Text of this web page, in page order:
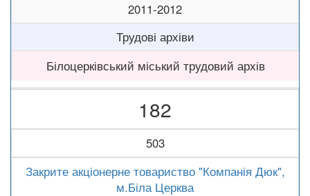
2011-2012
Трудові архіви
Білоцерківський міський трудовий архів
182
503
Закрите акціонерне товариство "Компанія Дюк",
м.Біла Церква